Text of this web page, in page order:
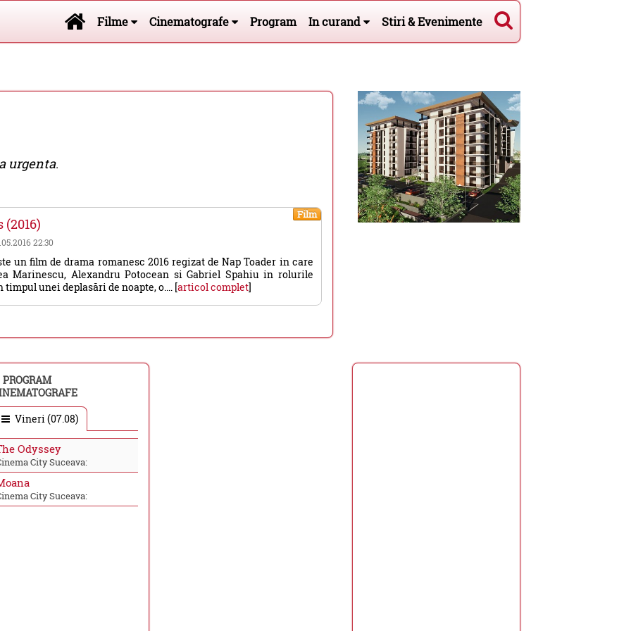
Filme Cinematografe Program In curand Stiri & Evenimente
urgenta.
Film
(2016)
22:30
un film de drama romanesc 2016 regizat de Nap Toader in care
Marinescu, Alexandru Potocean si Gabriel Spahiu in rolurile
unei deplasări de noapte, o.... [articol complet]
PROGRAM
Vineri (07.08)
Odyssey
City Suceava:
City Suceava: